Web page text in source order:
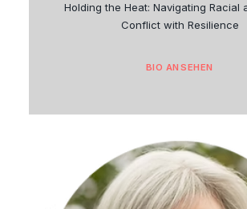
Holding the Heat: Navigating Racial
Conflict with Resilience
BIO ANSEHEN